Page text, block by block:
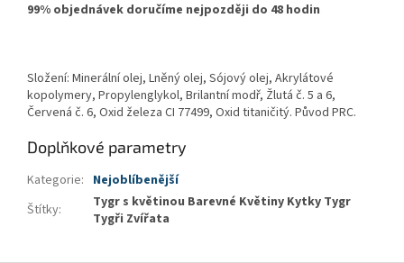
99% objednávek doručíme nejpozději do 48 hodin
Složení: Minerální olej, Lněný olej, Sójový olej, Akrylátové
kopolymery, Propylenglykol, Brilantní modř, Žlutá č. 5 a 6,
Červená č. 6, Oxid železa CI 77499, Oxid titaničitý. Původ PRC.
Doplňkové parametry
Kategorie: Nejoblíbenější
Štítky:
Tygr s květinou Barevné Květiny Kytky Tygr
Tygři Zvířata